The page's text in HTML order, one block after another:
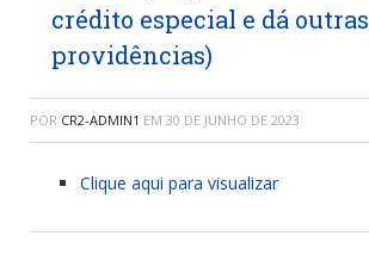
crédito especial e dá outras
providências)
POR CR2-ADMIN1 EM 30 DE JUNHO DE 2023
Clique aqui para visualizar